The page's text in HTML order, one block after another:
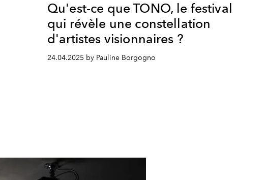
Qu'est-ce que TONO, le festival
qui révèle une constellation
d'artistes visionnaires ?
24.04.2025 by Pauline Borgogno